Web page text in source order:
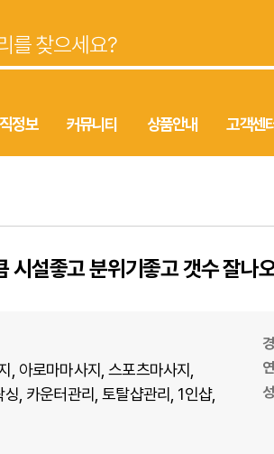
정보 커뮤니티 상품안내 고객센
시설좋고 분위기좋고 갯수 잘나
아로마마사지 스포츠마사지
싱 카운터관리 토탈샵관리
1인샵